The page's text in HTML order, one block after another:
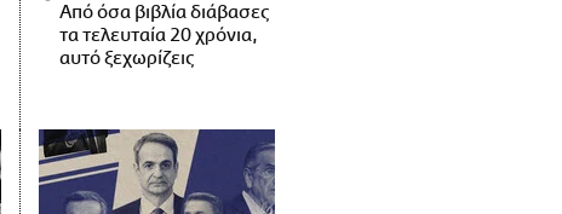
Από όσα βιβλία διάβασες
τα τελευταία 20 χρόνια,
αυτό ξεχωρίζεις